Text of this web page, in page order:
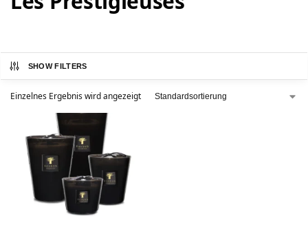
SHOW FILTERS
Einzelnes Ergebnis wird angezeigt